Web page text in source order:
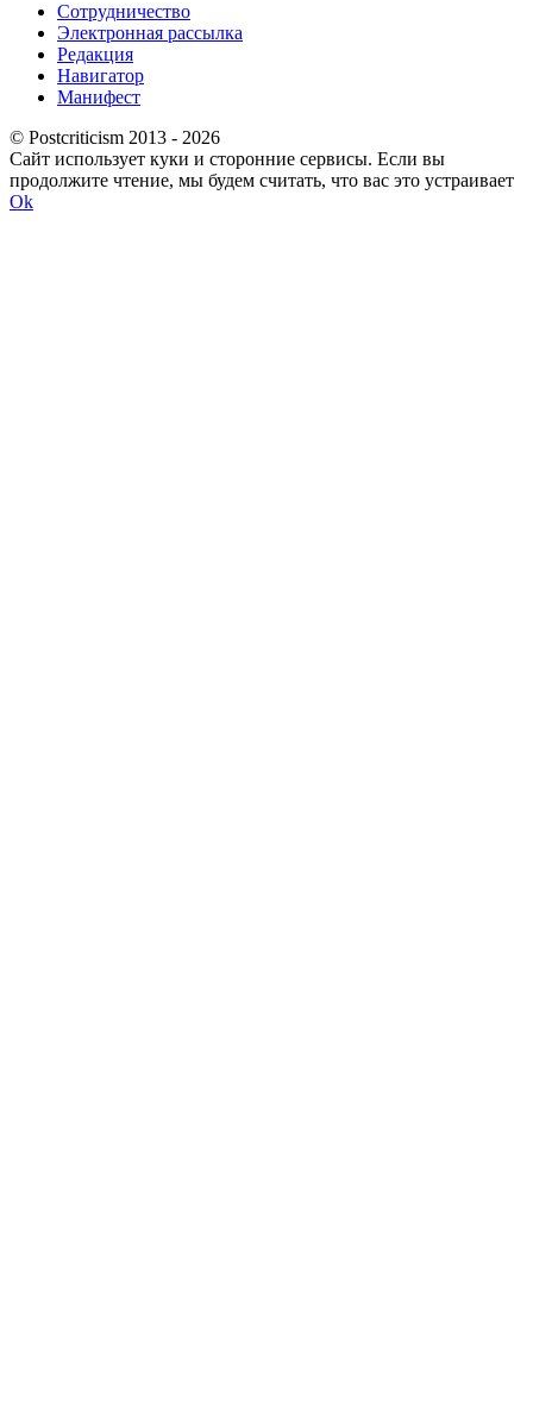
Сотрудничество
Электронная рассылка
Редакция
Навигатор
Манифест
© Postcriticism 2013 - 2026
Сайт использует куки и сторонние сервисы. Если вы
продолжите чтение, мы будем считать, что вас это устраивает
Ok